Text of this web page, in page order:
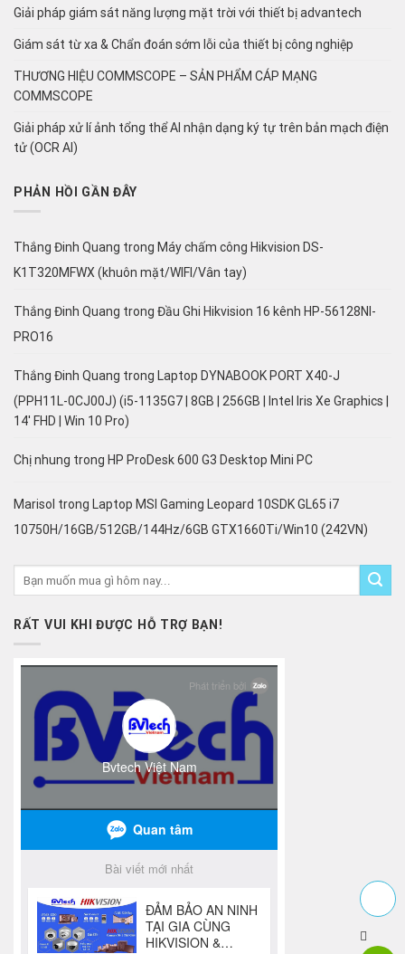
Giải pháp giám sát năng lượng mặt trời với thiết bị advantech
Giám sát từ xa & Chẩn đoán sớm lỗi của thiết bị công nghiệp
THƯƠNG HIỆU COMMSCOPE – SẢN PHẨM CÁP MẠNG
COMMSCOPE
Giải pháp xử lí ảnh tổng thể AI nhận dạng ký tự trên bản mạch điện
tử (OCR AI)
PHẢN HỒI GẦN ĐÂY
Thắng Đinh Quang trong Máy chấm công Hikvision DS-
K1T320MFWX (khuôn mặt/WIFI/Vân tay)
Thắng Đinh Quang trong Đầu Ghi Hikvision 16 kênh HP-56128NI-
PRO16
Thắng Đinh Quang trong Laptop DYNABOOK PORT X40-J
(PPH11L-0CJ00J) (i5-1135G7 | 8GB | 256GB | Intel Iris Xe Graphics |
14′ FHD | Win 10 Pro)
Chị nhung trong HP ProDesk 600 G3 Desktop Mini PC
Marisol trong Laptop MSI Gaming Leopard 10SDK GL65 i7
10750H/16GB/512GB/144Hz/6GB GTX1660Ti/Win10 (242VN)
RẤT VUI KHI ĐƯỢC HỖ TRỢ BẠN!